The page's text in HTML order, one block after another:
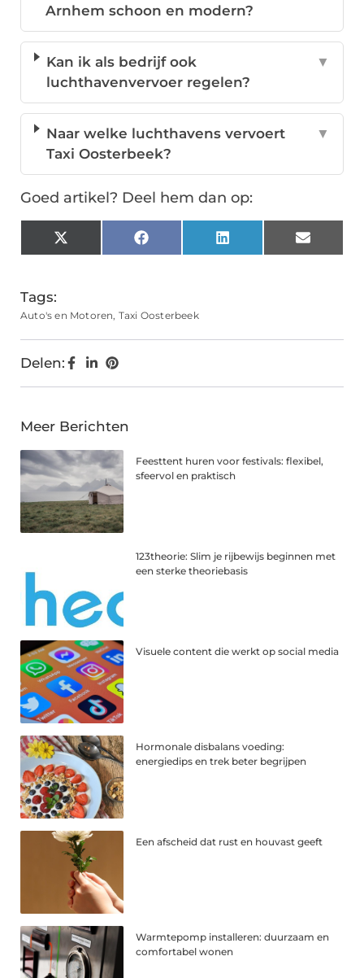
Arnhem schoon en modern?
Kan ik als bedrijf ook
luchthavenvervoer regelen?
▼
Naar welke luchthavens vervoert
Taxi Oosterbeek?
▼
Goed artikel? Deel hem dan op:
X
(Twitter)
Facebook LinkedIn Email
Tags:
Auto's en Motoren, Taxi Oosterbeek
Delen:
Meer Berichten
Feesttent huren voor festivals: flexibel,
sfeervol en praktisch
123theorie: Slim je rijbewijs beginnen met
een sterke theoriebasis
Visuele content die werkt op social media
Hormonale disbalans voeding:
energiedips en trek beter begrijpen
Een afscheid dat rust en houvast geeft
Warmtepomp installeren: duurzaam en
comfortabel wonen